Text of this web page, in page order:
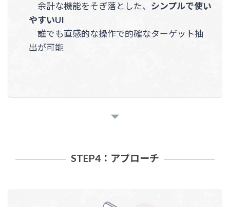
余計な機能をそぎ落とした、 シンプルで使い
やすいUI
誰でも直感的な操作で的確なターゲット抽
出が可能
STEP4：アプローチ